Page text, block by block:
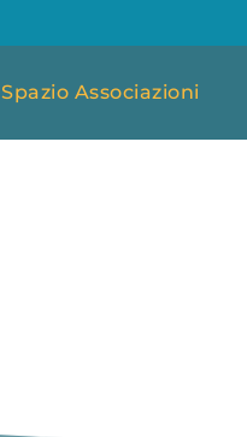
Spazio Associazioni